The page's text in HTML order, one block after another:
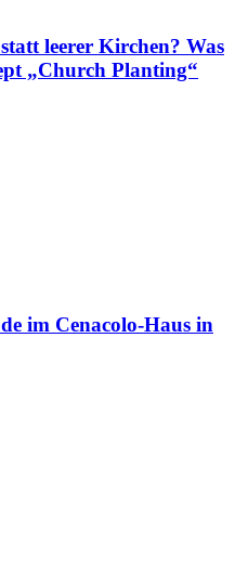
leerer Kirchen? Was
„Church Planting“
im Cenacolo-Haus in